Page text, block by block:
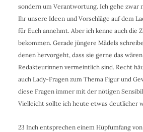
sondern um Verantwortung. Ich gehe zwar
Ihr unsere Ideen und Vorschläge auf dem
für Euch annehmt. Aber ich kenne auch die
bekommen. Gerade jüngere Mädels
denen hervorgeht, dass sie gerne das
Redakteurinnen vermeintlich sind. Recht
auch Lady-Fragen zum Thema Figur und
diese Fragen immer mit der nötigen
Vielleicht sollte ich heute etwas deutlicher
23 Inch entsprechen einem Hüpfumfang